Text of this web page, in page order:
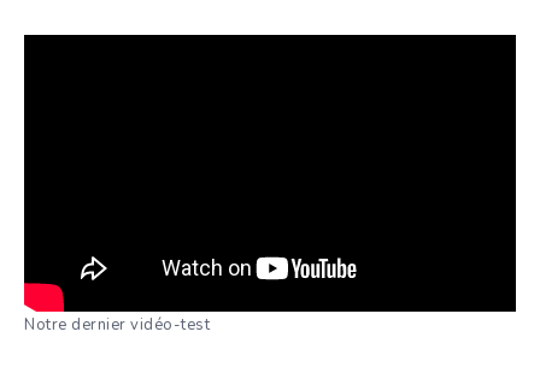
Notre dernier vidéo-test